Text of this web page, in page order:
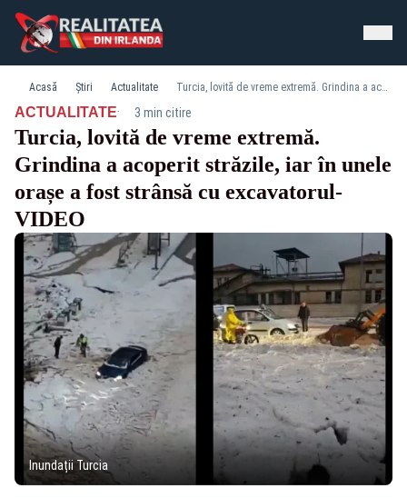
Acasă Știri Actualitate Turcia, lovită de vreme extremă. Grindina a acoperit străzile, iar în unele orașe a fost strânsă cu excavatorul- VIDEO
ACTUALITATE· 3 min citire
Turcia, lovită de vreme extremă.
Grindina a acoperit străzile, iar în unele
orașe a fost strânsă cu excavatorul-
VIDEO
Inundații Turcia